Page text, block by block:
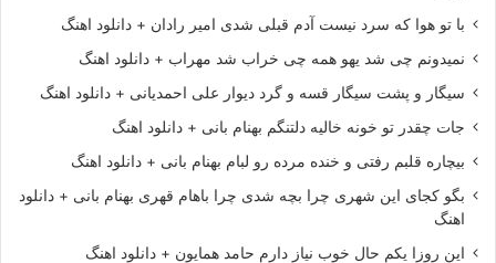
با تو هوا که سرد نیست آدم قبلی شدی امیر رادان + دانلود اهنگ
نمیدونم چی شد یهو همه چی خراب شد مهراب + دانلود اهنگ
سیگار و پشت سیگار قسه و گرد دیوار علی احمدیانی + دانلود اهنگ
جات چقدر تو خونه خالیه دلتنگم بهنام بانی + دانلود اهنگ
بیچاره قلبم رفتی و خنده مرده رو لبام بهنام بانی + دانلود اهنگ
بگو کجای این شهری چرا بچه شدی چرا باهام قهری بهنام بانی + دانلود
اهنگ
این روزا یکم حال خوب نیاز دارم حامد همایون + دانلود اهنگ